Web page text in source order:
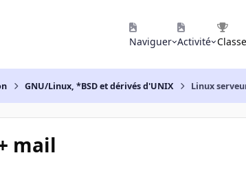
Naviguer Activité
GNU/Linux, *BSD et dérivés d'UNIX Linux
mail